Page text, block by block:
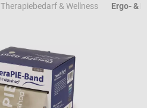
Therapiebedarf & Wellness Ergo- &